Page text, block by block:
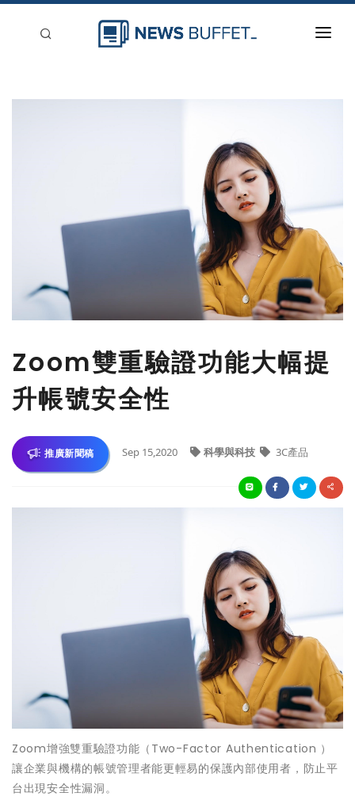
Zoom雙重驗證功能大幅提
升帳號安全性
推廣新聞稿 Sep 15,2020 科學與科技 3C產品
Zoom增強雙重驗證功能（Two-Factor Authentication ）
讓企業與機構的帳號管理者能更輕易的保護內部使用者，防止平
台出現安全性漏洞。